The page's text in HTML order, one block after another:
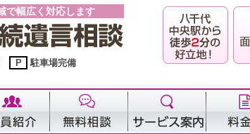
で幅広く対応します
P 駐車場完備